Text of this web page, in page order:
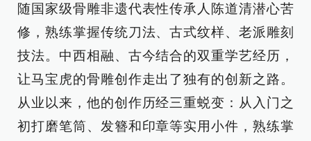
随国家级骨雕非遗代表性传承人陈道清潜心苦
修，熟练掌握传统刀法、古式纹样、老派雕刻
技法。中西相融、古今结合的双重学艺经历，
让马宝虎的骨雕创作走出了独有的创新之路。
从业以来，他的创作历经三重蜕变：从入门之
初打磨笔筒、发簪和印章等实用小件，熟练掌